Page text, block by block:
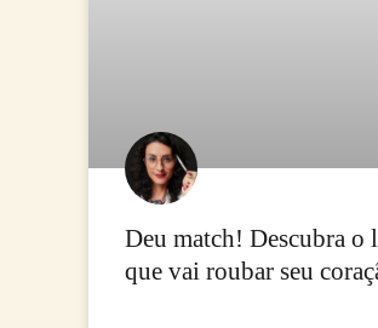
Deu match! Descubra o
que vai roubar seu